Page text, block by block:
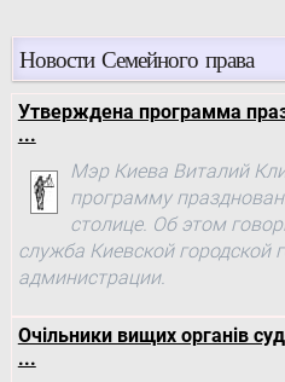
Новости Семейного права
Утверждена программа
...
Мэр Киева Виталий
программу
столице. Об этом
служба Киевской городской
администрации.
Очільники вищих органів
...